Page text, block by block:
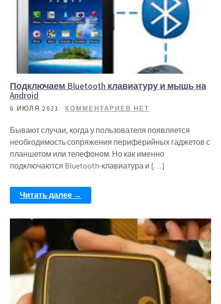
Подключаем Bluetooth клавиатуру и мышь на
Android
6 ИЮЛЯ 2023 КОММЕНТАРИЕВ НЕТ
Бывают случаи, когда у пользователя появляется
необходимость сопряжения периферийных гаджетов с
планшетом или телефоном. Но как именно
подключаются Bluetooth-клавиатура и […]
Читать далее →